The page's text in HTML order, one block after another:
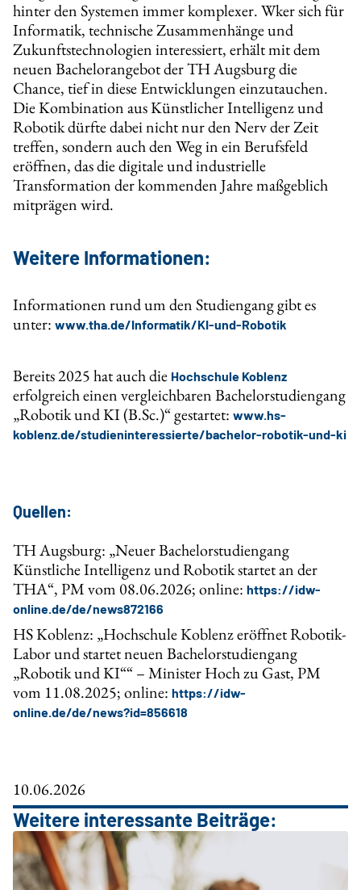
hinter den Systemen immer komplexer. Wker sich für
Informatik, technische Zusammenhänge und
Zukunftstechnologien interessiert, erhält mit dem
neuen Bachelorangebot der TH Augsburg die
Chance, tief in diese Entwicklungen einzutauchen.
Die Kombination aus Künstlicher Intelligenz und
Robotik dürfte dabei nicht nur den Nerv der Zeit
treffen, sondern auch den Weg in ein Berufsfeld
eröffnen, das die digitale und industrielle
Transformation der kommenden Jahre maßgeblich
mitprägen wird.
Weitere Informationen:
Informationen rund um den Studiengang gibt es
unter: www.tha.de/Informatik/KI-und-Robotik
Bereits 2025 hat auch die Hochschule Koblenz
erfolgreich einen vergleichbaren Bachelorstudiengang
„Robotik und KI (B.Sc.)“ gestartet: www.hs-
koblenz.de/studieninteressierte/bachelor-robotik-und-ki
Quellen:
TH Augsburg: „Neuer Bachelorstudiengang
Künstliche Intelligenz und Robotik startet an der
THA“, PM vom 08.06.2026; online: https://idw-
online.de/de/news872166
HS Koblenz: „Hochschule Koblenz eröffnet Robotik-
Labor und startet neuen Bachelorstudiengang
„Robotik und KI““ – Minister Hoch zu Gast, PM
vom 11.08.2025; online: https://idw-
online.de/de/news?id=856618
10.06.2026
Weitere interessante Beiträge: